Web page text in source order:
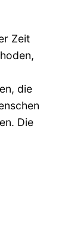
Zeit
die
Die